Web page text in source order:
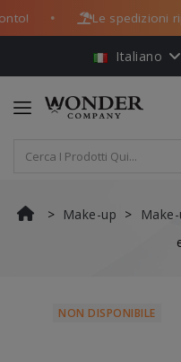
Le spedizioni
Italiano
Make-up
NON DISPONIBILE